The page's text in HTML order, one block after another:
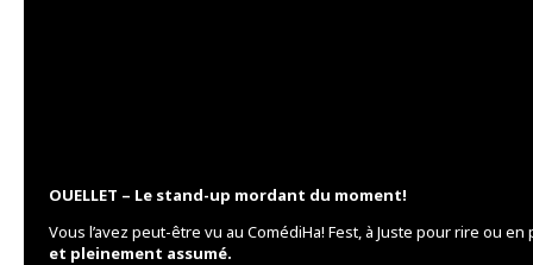
OUELLET – Le stand-up mordant du moment!
Vous l’avez peut-être vu au ComédiHa! Fest, à Juste pour rire ou
et pleinement assumé.